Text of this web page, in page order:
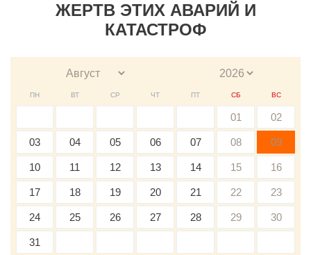
ЖЕРТВ ЭТИХ АВАРИЙ И
КАТАСТРОФ
ПН ВТ СР ЧТ ПТ СБ ВС
01 02
03 04 05 06 07 08 09
10 11 12 13 14 15 16
17 18 19 20 21 22 23
24 25 26 27 28 29 30
31